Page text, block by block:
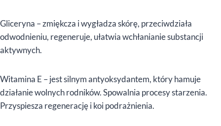
Gliceryna – zmiękcza i wygładza skórę, przeciwdziała
odwodnieniu, regeneruje, ułatwia wchłanianie substancji
aktywnych.
Witamina E – jest silnym antyoksydantem, który hamuje
działanie wolnych rodników. Spowalnia procesy starzenia.
Przyspiesza regenerację i koi podrażnienia.